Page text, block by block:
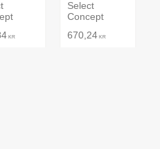
KR
Select
Concept
670,24KR